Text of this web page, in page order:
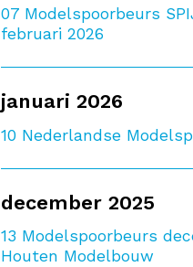
07 Modelspoorbeurs
februari 2026
januari 2026
10 Nederlandse
december 2025
13 Modelspoorbeurs
Houten Modelbouw